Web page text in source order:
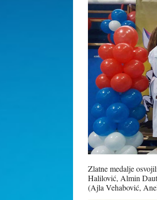
Zlatne medalje
Halilović, Almin
(Ajla Vehabović,